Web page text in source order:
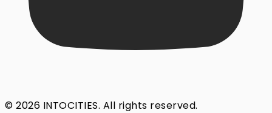
© 2026 INTOCITIES. All rights reserved.